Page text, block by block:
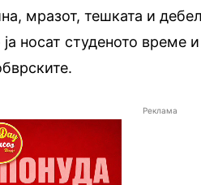
мразот, тешката и
носат студеното време
Реклама